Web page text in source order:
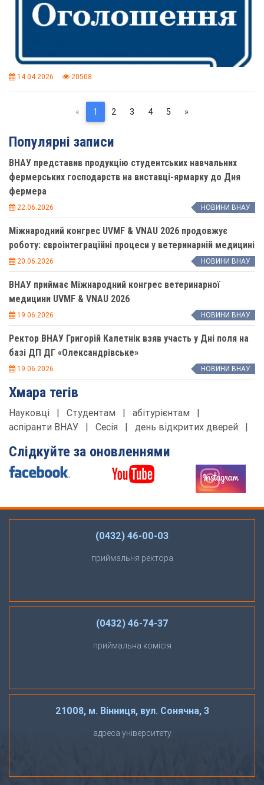
14.04.2026 20508
« Previous
1 (current)
2 3 4 5 »
Популярні записи
ВНАУ представив продукцію студентських навчальних
фермерських господарств на виставці-ярмарку до Дня
фермера
22.06.2026 НОВИНИ ВНАУ
Міжнародний конгрес UVMF & VNAU 2026 продовжує
роботу: євроінтеграційні процеси у ветеринарній медицині
20.06.2026 НОВИНИ ВНАУ
ВНАУ приймає Міжнародний конгрес ветеринарної
медицини UVMF & VNAU 2026
19.06.2026 НОВИНИ ВНАУ
Ректор ВНАУ Григорій Калетнік взяв участь у Дні поля на
базі ДП ДГ «Олександрівське»
19.06.2026 НОВИНИ ВНАУ
Хмара тегів
Науковці | Студентам | абітурієнтам |
аспіранти ВНАУ | Сесія | день відкритих дверей |
Слідкуйте за оновленнями
(0432) 46-00-03
приймальня ректора
(0432) 46-74-37
приймальна комісія
21008, м. Вінниця, вул. Сонячна, 3
адреса університету